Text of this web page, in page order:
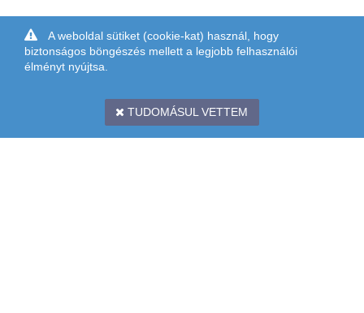
A weboldal sütiket (cookie-kat) használ, hogy
biztonságos böngészés mellett a legjobb felhasználói
élményt nyújtsa.
TUDOMÁSUL VETTEM